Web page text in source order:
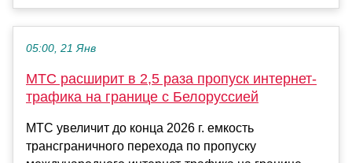
05:00, 21 Янв
МТС расширит в 2,5 раза пропуск интернет-
трафика на границе с Белоруссией
МТС увеличит до конца 2026 г. емкость
трансграничного перехода по пропуску